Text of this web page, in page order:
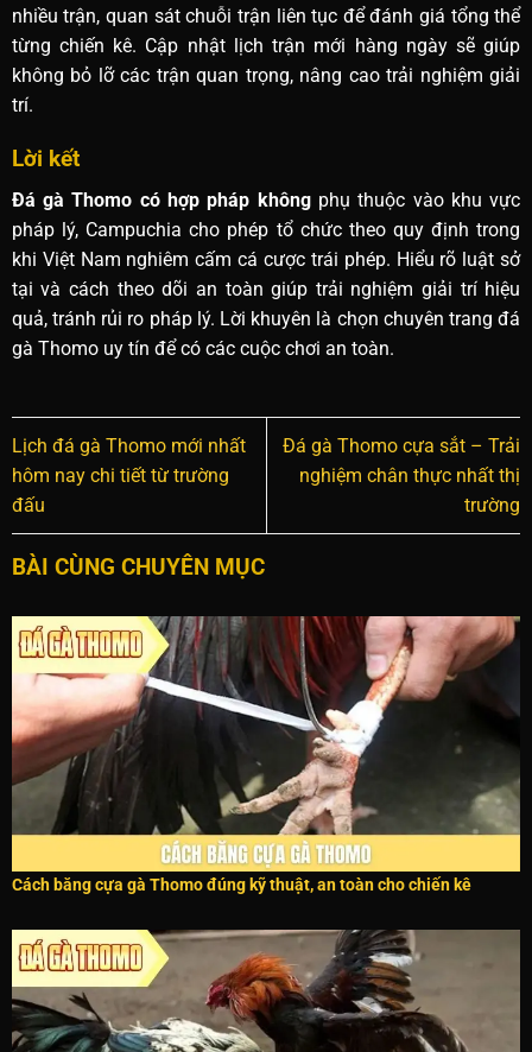
nhiều trận, quan sát chuỗi trận liên tục để đánh giá tổng thể
từng chiến kê. Cập nhật lịch trận mới hàng ngày sẽ giúp
không bỏ lỡ các trận quan trọng, nâng cao trải nghiệm giải
trí.
Lời kết
Đá gà Thomo có hợp pháp khôngphụ thuộc vào khu vực
pháp lý, Campuchia cho phép tổ chức theo quy định trong
khi Việt Nam nghiêm cấm cá cược trái phép. Hiểu rõ luật sở
tại và cách theo dõi an toàn giúp trải nghiệm giải trí hiệu
quả, tránh rủi ro pháp lý. Lời khuyên là chọn chuyên trang đá
gà Thomo uy tín để có các cuộc chơi an toàn.
Lịch đá gà Thomo mới nhất
hôm nay chi tiết từ trường
đấu
Đá gà Thomo cựa sắt – Trải
nghiệm chân thực nhất thị
trường
BÀI CÙNG CHUYÊN MỤC
Cách băng cựa gà Thomo đúng kỹ thuật, an toàn cho chiến kê